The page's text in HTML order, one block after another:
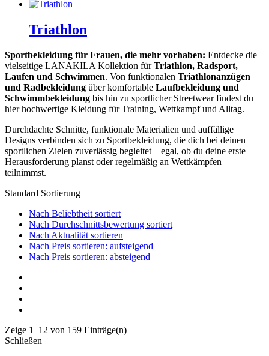
Triathlon
Sportbekleidung für Frauen, die mehr vorhaben: Entdecke die
vielseitige LANAKILA Kollektion fürTriathlon, Radsport,
Laufen und Schwimmen. Von funktionalen Triathlonanzügen
und Radbekleidung über komfortable Laufbekleidung und
Schwimmbekleidung bis hin zu sportlicher Streetwear findest du
hier hochwertige Kleidung für Training, Wettkampf und Alltag.
Durchdachte Schnitte, funktionale Materialien und auffällige
Designs verbinden sich zu Sportbekleidung, die dich bei deinen
sportlichen Zielen zuverlässig begleitet – egal, ob du deine erste
Herausforderung planst oder regelmäßig an Wettkämpfen
teilnimmst.
Standard Sortierung
Nach Beliebtheit sortiert
Nach Durchschnittsbewertung sortiert
Nach Aktualität sortieren
Nach Preis sortieren: aufsteigend
Nach Preis sortieren: absteigend
Zeige 1–12 von 159 Einträge(n)
Schließen